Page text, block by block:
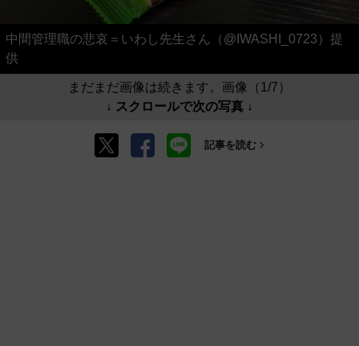
中間管理職の悲哀＝いわし先生さん（@IWASHI_0723）提
供
まだまだ画像は続きます。画像（1/7）
↓ スクロールで次の写真 ↓
記事を読む